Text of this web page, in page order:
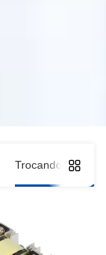
Trocando a fonte